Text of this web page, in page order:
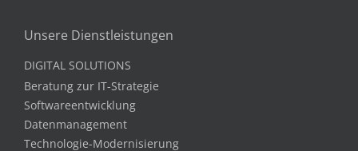
Unsere Dienstleistungen
DIGITAL SOLUTIONS
Beratung zur IT-Strategie
Softwareentwicklung
Datenmanagement
Technologie-Modernisierung